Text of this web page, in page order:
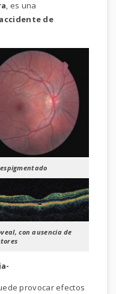
, es una
accidente de
con ausencia de
provocar efectos